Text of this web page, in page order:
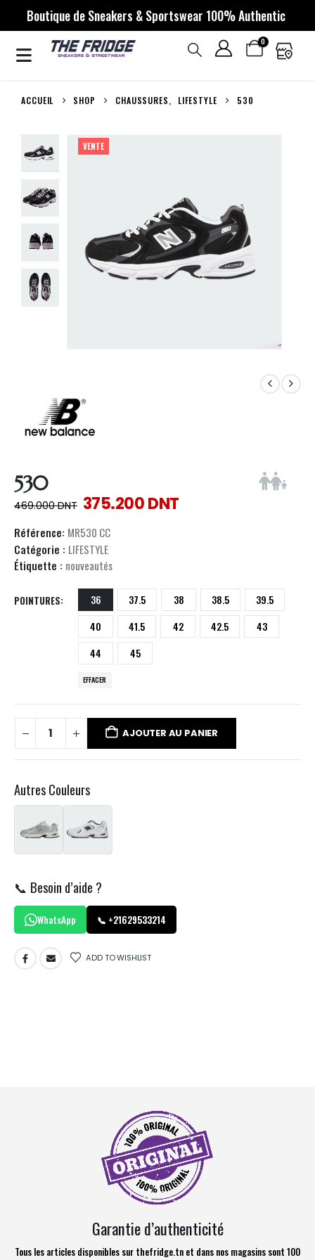
Boutique de Sneakers & Sportswear 100% Authentic
0
ACCUEIL SHOP CHAUSSURES, LIFESTYLE 530
VENTE
530
469.000DNT 375.200DNT
Référence: MR530 CC
Catégorie : LIFESTYLE
Étiquette : nouveautés
POINTURES 36 37.5 38 38.5
39.5
40
41.5 42 42.5
43
44
45
EFFACER
AJOUTER AU PANIER
Autres Couleurs
📞 Besoin d’aide ?
WhatsApp 📞 +21629533214
ADD TO WISHLIST
Garantie d’authenticité
Tous les articles disponibles sur thefridge.tn et dans nos magasins sont 100